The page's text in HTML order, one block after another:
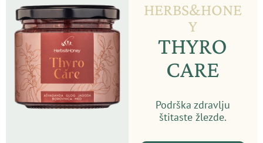
HERBS&HONE
Y
THYRO
CARE
Podrška zdravlju
štitaste žlezde.